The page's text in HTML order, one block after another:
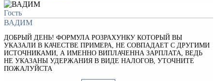
Гость
ВАДИМ
ДОБРЫЙ ДЕНЬ! ФОРМУЛА РОЗРАХУНКУ КОТОРЫЙ ВЫ
УКАЗАЛИ В КАЧЕСТВЕ ПРИМЕРА, НЕ СОВПАДАЕТ С ДРУГИМИ
ИСТОЧНИКАМИ, А ИМЕННО ВИПЛАЧЕННА ЗАРПЛАТА, ВЕДЬ
НЕ УКАЗАНЫ УДЕРЖАНИЯ В ВИДЕ НАЛОГОВ, УТОЧНИТЕ
ПОЖАЛУЙСТА